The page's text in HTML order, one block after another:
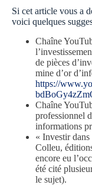
Si cet article vous a
voici quelques
Chaîne
de pièces
mine d’or
https://
Chaîne
professionnel
informations
« Investir
Colleu,
encore eu
été cité
le sujet).